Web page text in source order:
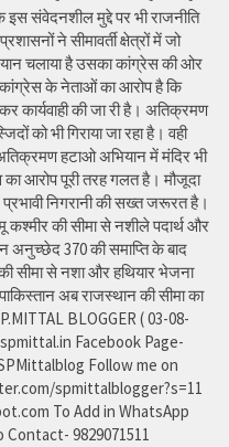
संवेदनशील मुद्दे पर भी राजनीति
ने सीमावर्ती क्षेत्रों में जो
चलाया है उसका कांग्रेस की ओर
कांग्रेस के नेताओं का आरोप है कि
कार्यवाही की जा री है। अतिक्रमण
को भी गिराया जा रहा है। वही
हटाओ अभियान में मंदिर भी
आरोप पूरी तरह गलत है। मौजूदा
में प्रभावी निगरानी की सख्त जरूरत है।
की सीमा से नशीले पदार्थ और
अनुच्छेद 370 की समाप्ति के बाद
सीमा से नशा और हथियार भेजना
अब राजस्थान की सीमा का
BLOGGER ( 03-08-
Facebook Page-
Follow me on
spmittalblogger?s=11
To Add in WhatsApp
Contact- 9829071511